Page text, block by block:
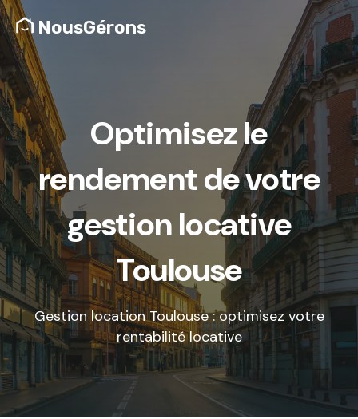
NousGérons
Optimisez le
rendement de votre
gestion locative
Toulouse
Gestion location Toulouse : optimisez votre
rentabilité locative